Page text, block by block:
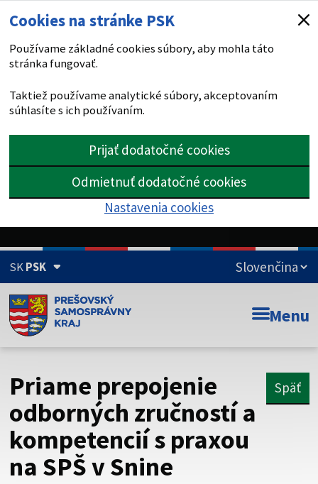
Cookies na stránke PSK
Používame základné cookies súbory, aby mohla táto
stránka fungovať.
Taktiež používame analytické súbory, akceptovaním
súhlasíte s ich používaním.
Prijať dodatočné cookies
Odmietnuť dodatočné cookies
Nastavenia cookies
SKPSK
Doména psk.sk je oficiálna
Toto je oficiálna webová stránka Prešovského
Táto stránka je zabezpečená
Buďte pozorní a vždy sa uistite, že zdieľate informácie iba
cez zabezpečenú webovú stránku. Zabezpečená stránka
vždy začína https:// pred názvom domény webového sídla.
Menu
Priame prepojenie
odborných zručností a
kompetencií s praxou
na SPŠ v Snine
Späť